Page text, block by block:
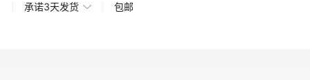
承诺3天发货 包邮